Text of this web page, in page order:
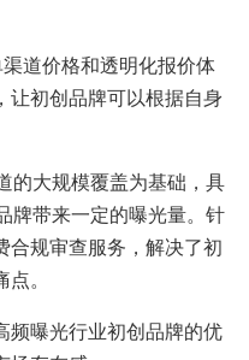
道价格和透明化报价体
让初创品牌可以根据自身
的大规模覆盖为基础，具
牌带来一定的曝光量。针
合规审查服务，解决了初
。
频曝光行业初创品牌的优